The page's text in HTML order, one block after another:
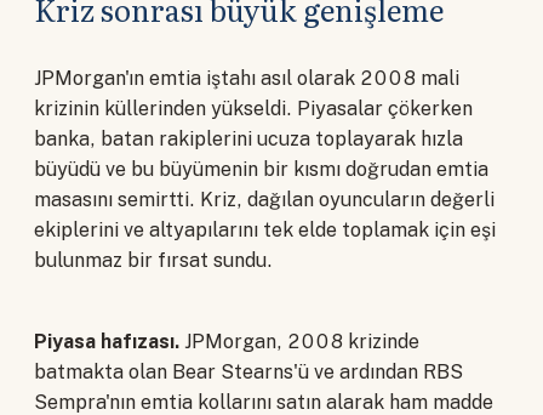
Kriz sonrası büyük genişleme
JPMorgan'ın emtia iştahı asıl olarak 2008 mali
krizinin küllerinden yükseldi. Piyasalar çökerken
banka, batan rakiplerini ucuza toplayarak hızla
büyüdü ve bu büyümenin bir kısmı doğrudan emtia
masasını semirtti. Kriz, dağılan oyuncuların değerli
ekiplerini ve altyapılarını tek elde toplamak için eşi
bulunmaz bir fırsat sundu.
Piyasa hafızası. JPMorgan, 2008 krizinde
batmakta olan Bear Stearns'ü ve ardından RBS
Sempra'nın emtia kollarını satın alarak ham madde